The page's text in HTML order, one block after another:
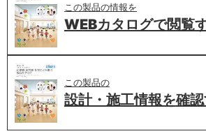
この製品の情報を
WEBカタログで閲覧
この製品の
設計・施工情報を確